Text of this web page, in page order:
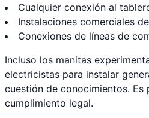
Cualquier conexión al
Instalaciones comerciales
Conexiones de líneas de
Incluso los manitas
electricistas para instalar
cuestión de conocimientos. Es
cumplimiento legal.